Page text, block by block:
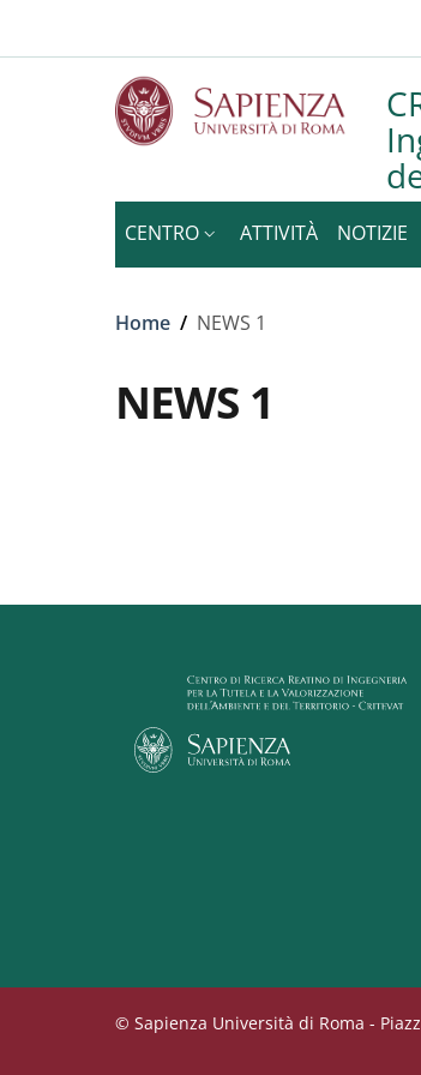
CENTRO ATTIVITÀ NOTIZIE
Briciole di pane
Home / NEWS 1
NEWS 1
© Sapienza Università di Roma -